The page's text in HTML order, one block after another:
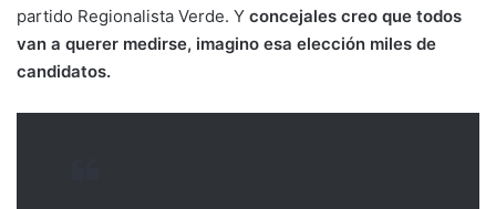
partido Regionalista Verde. Y concejales creo que todos
van a querer medirse, imagino esa elección miles de
candidatos.